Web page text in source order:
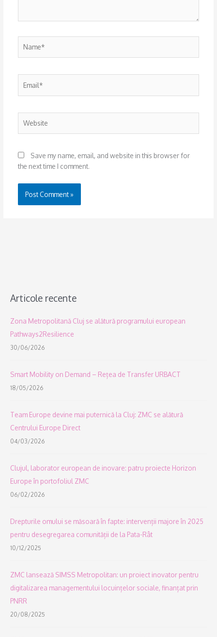
Save my name, email, and website in this browser for
the next time I comment.
Articole recente
Zona Metropolitană Cluj se alătură programului european
Pathways2Resilience
30/06/2026
Smart Mobility on Demand – Rețea de Transfer URBACT
18/05/2026
Team Europe devine mai puternică la Cluj: ZMC se alătură
Centrului Europe Direct
04/03/2026
Clujul, laborator european de inovare: patru proiecte Horizon
Europe în portofoliul ZMC
06/02/2026
Drepturile omului se măsoară în fapte: intervenții majore în 2025
pentru desegregarea comunității de la Pata-Rât
10/12/2025
ZMC lansează SIMSS Metropolitan: un proiect inovator pentru
digitalizarea managementului locuințelor sociale, finanțat prin
PNRR
20/08/2025